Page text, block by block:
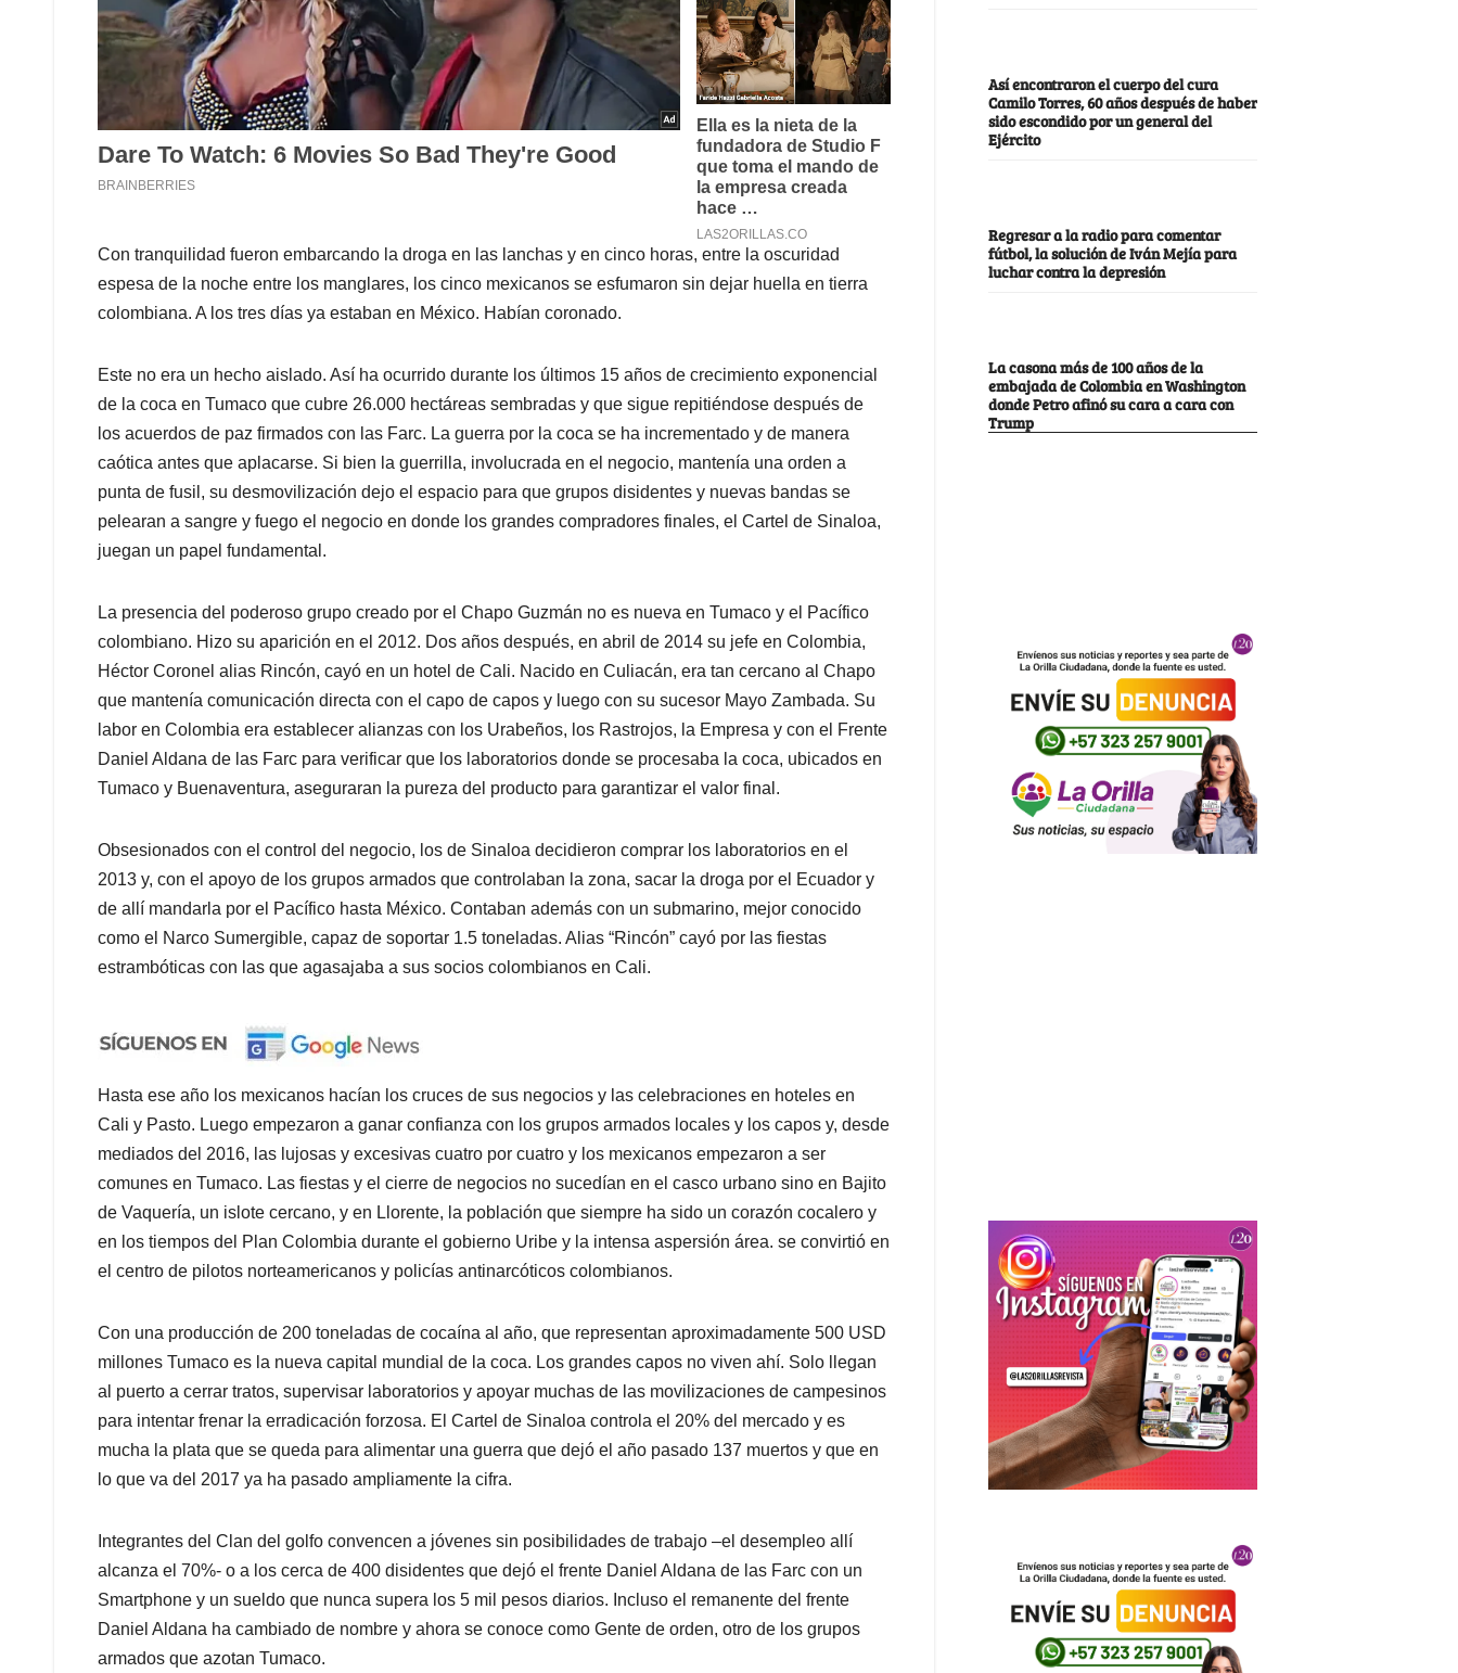
Con tranquilidad fueron embarcando la droga en las lanchas y en cinco horas, entre la oscuridad
espesa de la noche entre los manglares, los cinco mexicanos se esfumaron sin dejar huella en tierra
colombiana. A los tres días ya estaban en México. Habían coronado.
Este no era un hecho aislado. Así ha ocurrido durante los últimos 15 años de crecimiento exponencial
de la coca en Tumaco que cubre 26.000 hectáreas sembradas y que sigue repitiéndose después de
los acuerdos de paz firmados con las Farc. La guerra por la coca se ha incrementado y de manera
caótica antes que aplacarse. Si bien la guerrilla, involucrada en el negocio, mantenía una orden a
punta de fusil, su desmovilización dejo el espacio para que grupos disidentes y nuevas bandas se
pelearan a sangre y fuego el negocio en donde los grandes compradores finales, el Cartel de Sinaloa,
juegan un papel fundamental.
La presencia del poderoso grupo creado por el Chapo Guzmán no es nueva en Tumaco y el Pacífico
colombiano. Hizo su aparición en el 2012. Dos años después, en abril de 2014 su jefe en Colombia,
Héctor Coronel alias Rincón, cayó en un hotel de Cali. Nacido en Culiacán, era tan cercano al Chapo
que mantenía comunicación directa con el capo de capos y luego con su sucesor Mayo Zambada. Su
labor en Colombia era establecer alianzas con los Urabeños, los Rastrojos, la Empresa y con el Frente
Daniel Aldana de las Farc para verificar que los laboratorios donde se procesaba la coca, ubicados en
Tumaco y Buenaventura, aseguraran la pureza del producto para garantizar el valor final.
Obsesionados con el control del negocio, los de Sinaloa decidieron comprar los laboratorios en el
2013 y, con el apoyo de los grupos armados que controlaban la zona, sacar la droga por el Ecuador y
de allí mandarla por el Pacífico hasta México. Contaban además con un submarino, mejor conocido
como el Narco Sumergible, capaz de soportar 1.5 toneladas. Alias “Rincón” cayó por las fiestas
estrambóticas con las que agasajaba a sus socios colombianos en Cali.
Hasta ese año los mexicanos hacían los cruces de sus negocios y las celebraciones en hoteles en
Cali y Pasto. Luego empezaron a ganar confianza con los grupos armados locales y los capos y, desde
mediados del 2016, las lujosas y excesivas cuatro por cuatro y los mexicanos empezaron a ser
comunes en Tumaco. Las fiestas y el cierre de negocios no sucedían en el casco urbano sino en Bajito
de Vaquería, un islote cercano, y en Llorente, la población que siempre ha sido un corazón cocalero y
en los tiempos del Plan Colombia durante el gobierno Uribe y la intensa aspersión área. se convirtió en
el centro de pilotos norteamericanos y policías antinarcóticos colombianos.
Con una producción de 200 toneladas de cocaína al año, que representan aproximadamente 500 USD
millones Tumaco es la nueva capital mundial de la coca. Los grandes capos no viven ahí. Solo llegan
al puerto a cerrar tratos, supervisar laboratorios y apoyar muchas de las movilizaciones de campesinos
para intentar frenar la erradicación forzosa. El Cartel de Sinaloa controla el 20% del mercado y es
mucha la plata que se queda para alimentar una guerra que dejó el año pasado 137 muertos y que en
lo que va del 2017 ya ha pasado ampliamente la cifra.
Integrantes del Clan del golfo convencen a jóvenes sin posibilidades de trabajo –el desempleo allí
alcanza el 70%- o a los cerca de 400 disidentes que dejó el frente Daniel Aldana de las Farc con un
Smartphone y un sueldo que nunca supera los 5 mil pesos diarios. Incluso el remanente del frente
Daniel Aldana ha cambiado de nombre y ahora se conoce como Gente de orden, otro de los grupos
armados que azotan Tumaco.
Así encontraron el cuerpo del cura
Camilo Torres, 60 años después de haber
sido escondido por un general del
Ejército
Regresar a la radio para comentar
fútbol, la solución de Iván Mejía para
luchar contra la depresión
La casona más de 100 años de la
embajada de Colombia en Washington
donde Petro afinó su cara a cara con
Trump